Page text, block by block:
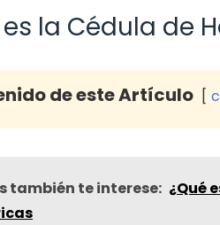
es la Cédula de
de este Artículo
también te interese: ¿Qué